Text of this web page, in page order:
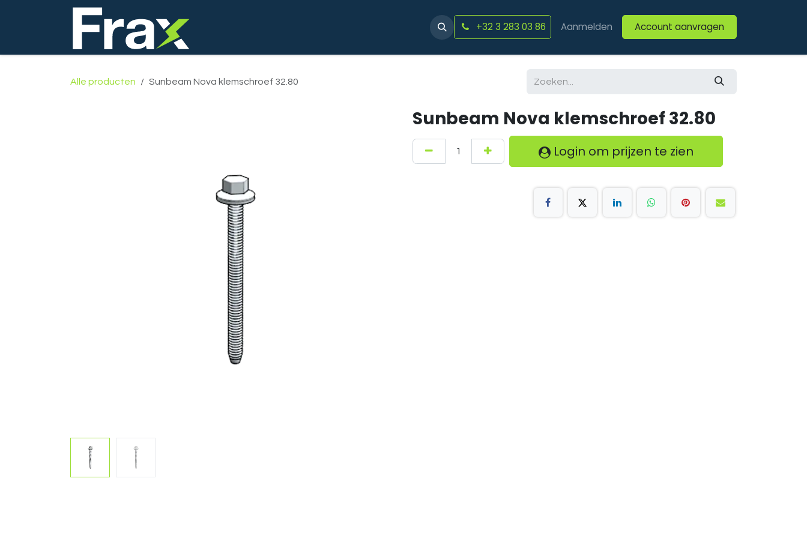
Overslaan naar inhoud
Vacatures Evenementen Afspraak Vacatures
+32 3 283 03 86 Aanmelden Account aanvragen
Alle producten Sunbeam Nova klemschroef 32.80
Sunbeam Nova klemschroef 32.80
Login om prijzen te zien